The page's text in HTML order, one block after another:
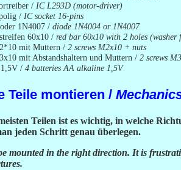
/ IC L293D (motor-driver)
/ IC socket 16-pins
1N4007 / diode 1N4004 or 1N4007
60x10 / red bar 60x10 with 2 holes
mit Muttern / 2 screws M2x10 + nuts
mit Abstandshaltern und Muttern / 2 screws
/ 4 batteries AA alkaline 1,5V
Teile montieren /
Teilen ist es wichtig, in welche
jeden Schritt genau überlegen.
mounted in the right direction. It is